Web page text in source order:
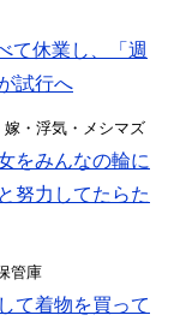
て休業し、「週
試行へ
嫁・浮気・メシマズ
をみんなの輪に
努力してたらた
管庫
て着物を買って